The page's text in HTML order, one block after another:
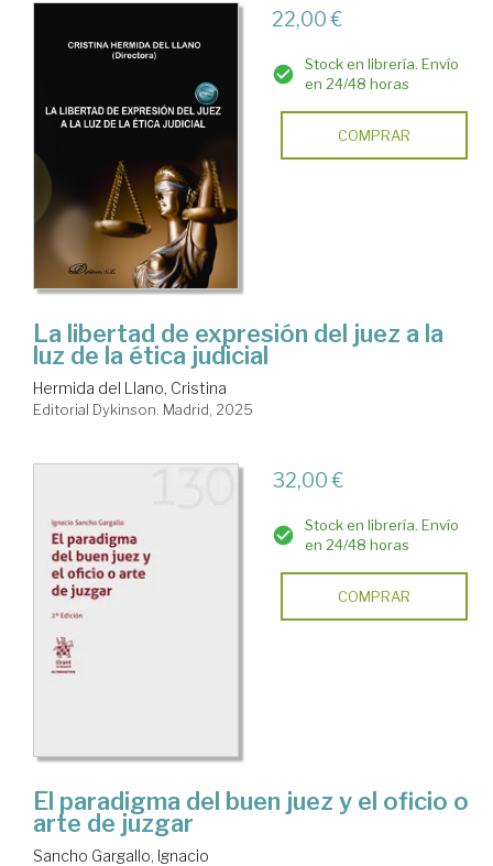
22,00 €
Stock en librería. Envío
en 24/48 horas
COMPRAR
La libertad de expresión del juez a la
luz de la ética judicial
Hermida del Llano, Cristina
Editorial Dykinson. Madrid, 2025
32,00 €
Stock en librería. Envío
en 24/48 horas
COMPRAR
El paradigma del buen juez y el oficio o
arte de juzgar
Sancho Gargallo, Ignacio